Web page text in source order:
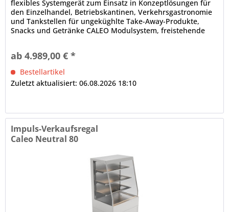
flexibles Systemgerät zum Einsatz in Konzeptlösungen für
den Einzelhandel, Betriebskantinen, Verkehrsgastronomie
und Tankstellen für ungeküghlte Take-Away-Produkte,
Snacks und Getränke CALEO Modulsystem, freistehende
x je Etage) dicht verschweißte Innenwanne elektronische...
ab 4.989,00 € *
Bestellartikel
Zuletzt aktualisiert: 06.08.2026 18:10
Impuls-Verkaufsregal
Caleo Neutral 80